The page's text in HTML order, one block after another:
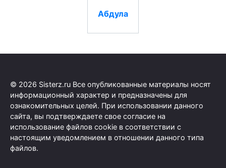
Абдула
© 2026 Sisterz.ru Все опубликованные материалы носят
информационный характер и предназначены для
ознакомительных целей. При использовании данного
сайта, вы подтверждаете свое согласие на
использование файлов cookie в соответствии с
настоящим уведомлением в отношении данного типа
файлов.